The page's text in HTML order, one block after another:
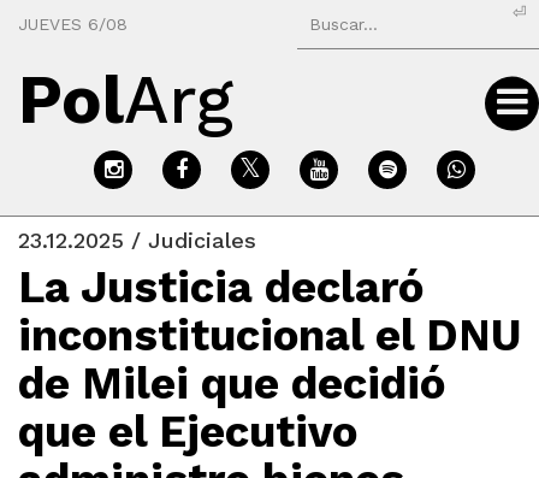
JUEVES 6/08
⏎
PolArg
23.12.2025 / Judiciales
La Justicia declaró
inconstitucional el DNU
de Milei que decidió
que el Ejecutivo